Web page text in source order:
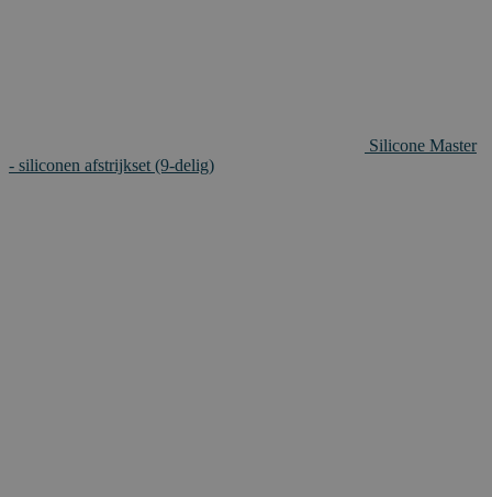
Silicone Master
- siliconen afstrijkset (9-delig)